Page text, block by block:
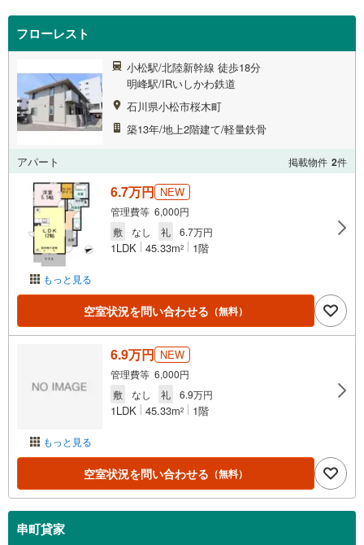
フローレスト
小松駅/北陸新幹線 徒歩18分
明峰駅/IRいしかわ鉄道
石川県小松市桜木町
築13年/地上2階建て/軽量鉄骨
アパート 掲載物件 2件
もっと見る
6.7万円 NEW
管理費等 6,000円
敷
なし 礼 6.7万円
1LDK 45.33m2 1階
空室状況を問い合わせる （無料）
もっと見る
6.9万円 NEW
管理費等 6,000円
敷
なし 礼 6.9万円
1LDK 45.33m2 1階
空室状況を問い合わせる （無料）
串町貸家